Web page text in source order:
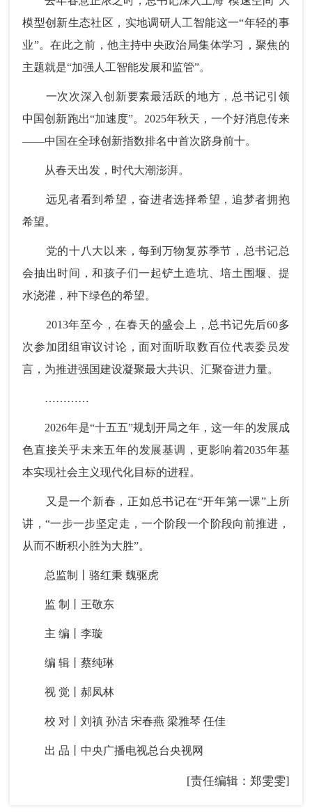
模型创新生态社区，实地调研人工智能这一“年轻的事
业”。在此之前，他主持中央政治局集体学习，聚焦的
主题就是“加强人工智能发展和监管”。
一次次深入创新要素最活跃的地方，总书记引领
中国创新跑出“加速度”。2025年秋天，一个好消息传来
——中国在全球创新指数排名中首次跻身前十。
从春天出发，时代大潮澎湃。
远见者看到希望，奋进者选择希望，追梦者拥抱
希望。
党的十八大以来，每到万物复苏季节，总书记总
会抽出时间，和孩子们一起铲土造坑、培土围堰、提
水浇灌，种下绿色的希望。
2013年至今，在春天的盛会上，总书记先后60多
次参加团组审议讨论，面对面听取数百位代表委员发
言，为推进强国建设凝聚最大共识、汇聚奋进力量。
…………
2026年是“十五五”规划开局之年，这一年的发展成
色直接关乎未来五年的发展基调，更影响着2035年基
本实现社会主义现代化目标的进程。
又是一个新春，正如总书记在“开年第一课”上所
讲，“一步一步坚定走，一个阶段一个阶段向前推进，
从而不断积小胜为大胜”。
总监制丨骆红秉 魏驱虎
监 制丨王敬东
主 编丨李璇
编 辑丨蔡纯琳
视 觉丨郝凤林
校 对丨刘禛 孙洁 宋春燕 梁雅琴 任佳
出 品丨中央广播电视总台央视网
[责任编辑：郑雯雯]